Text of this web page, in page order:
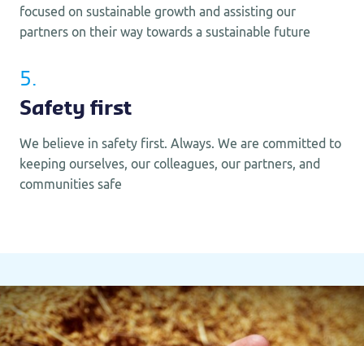
focused on sustainable growth and assisting our
partners on their way towards a sustainable future
5.
Safety first
We believe in safety first. Always. We are committed to
keeping ourselves, our colleagues, our partners, and
communities safe